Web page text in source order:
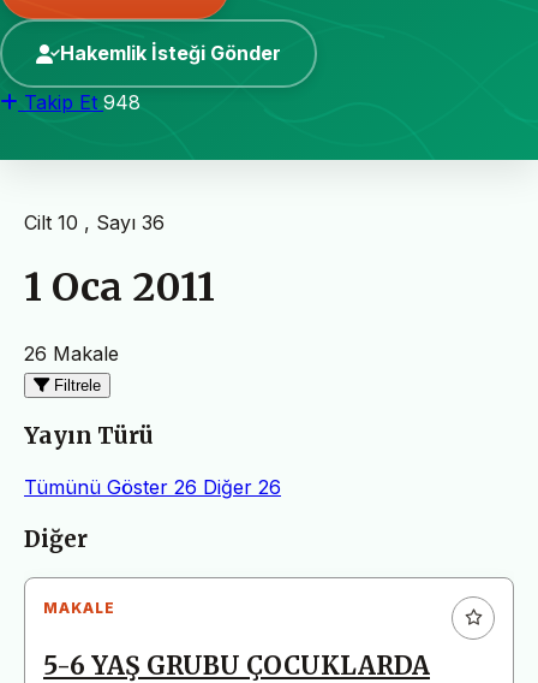
Hakemlik İsteği Gönder
Takip Et 948
Cilt 10 , Sayı 36
1 Oca 2011
26 Makale
Filtrele
Yayın Türü
Tümünü Göster 26 Diğer 26
Makaleler
Diğer
MAKALE
5-6 YAŞ GRUBU ÇOCUKLARDA